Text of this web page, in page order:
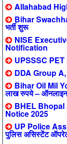
Allahabad
Bihar
भर्ती शुरू
NISE
Notification
UPSSSC
DDA Group
Bihar Oil Mil
लाख रुपये –
BHEL
Notice 2025
UP Police
पुलिस असिस्टेंट